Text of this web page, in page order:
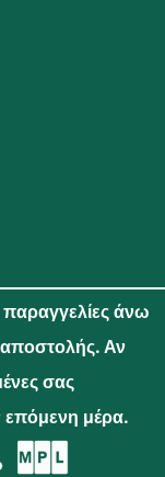
παραγγελίες άνω
αποστολής. Αν
σας
επόμενη μέρα.